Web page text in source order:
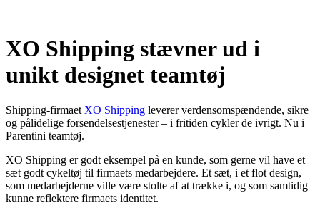
XO Shipping stævner ud i
unikt designet teamtøj
Shipping-firmaet XO Shipping leverer verdensomspændende, sikre
og pålidelige forsendelsestjenester – i fritiden cykler de ivrigt. Nu i
Parentini teamtøj.
XO Shipping er godt eksempel på en kunde, som gerne vil have et
sæt godt cykeltøj til firmaets medarbejdere. Et sæt, i et flot design,
som medarbejderne ville være stolte af at trække i, og som samtidig
kunne reflektere firmaets identitet.